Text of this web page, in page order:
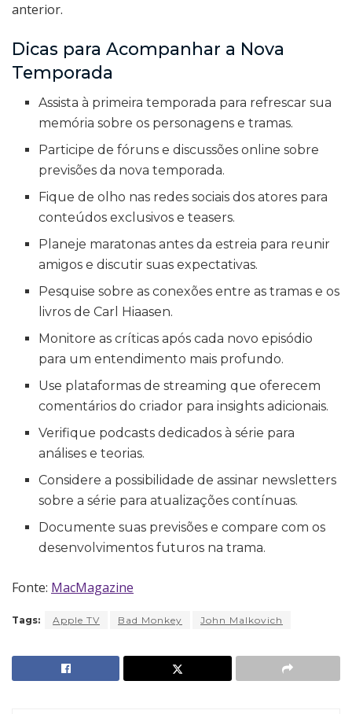
anterior.
Dicas para Acompanhar a Nova
Temporada
Assista à primeira temporada para refrescar sua
memória sobre os personagens e tramas.
Participe de fóruns e discussões online sobre
previsões da nova temporada.
Fique de olho nas redes sociais dos atores para
conteúdos exclusivos e teasers.
Planeje maratonas antes da estreia para reunir
amigos e discutir suas expectativas.
Pesquise sobre as conexões entre as tramas e os
livros de Carl Hiaasen.
Monitore as críticas após cada novo episódio
para um entendimento mais profundo.
Use plataformas de streaming que oferecem
comentários do criador para insights adicionais.
Verifique podcasts dedicados à série para
análises e teorias.
Considere a possibilidade de assinar newsletters
sobre a série para atualizações contínuas.
Documente suas previsões e compare com os
desenvolvimentos futuros na trama.
Fonte: MacMagazine
Tags: Apple TV Bad Monkey John Malkovich